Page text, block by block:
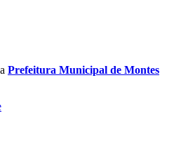
Prefeitura Municipal de Montes